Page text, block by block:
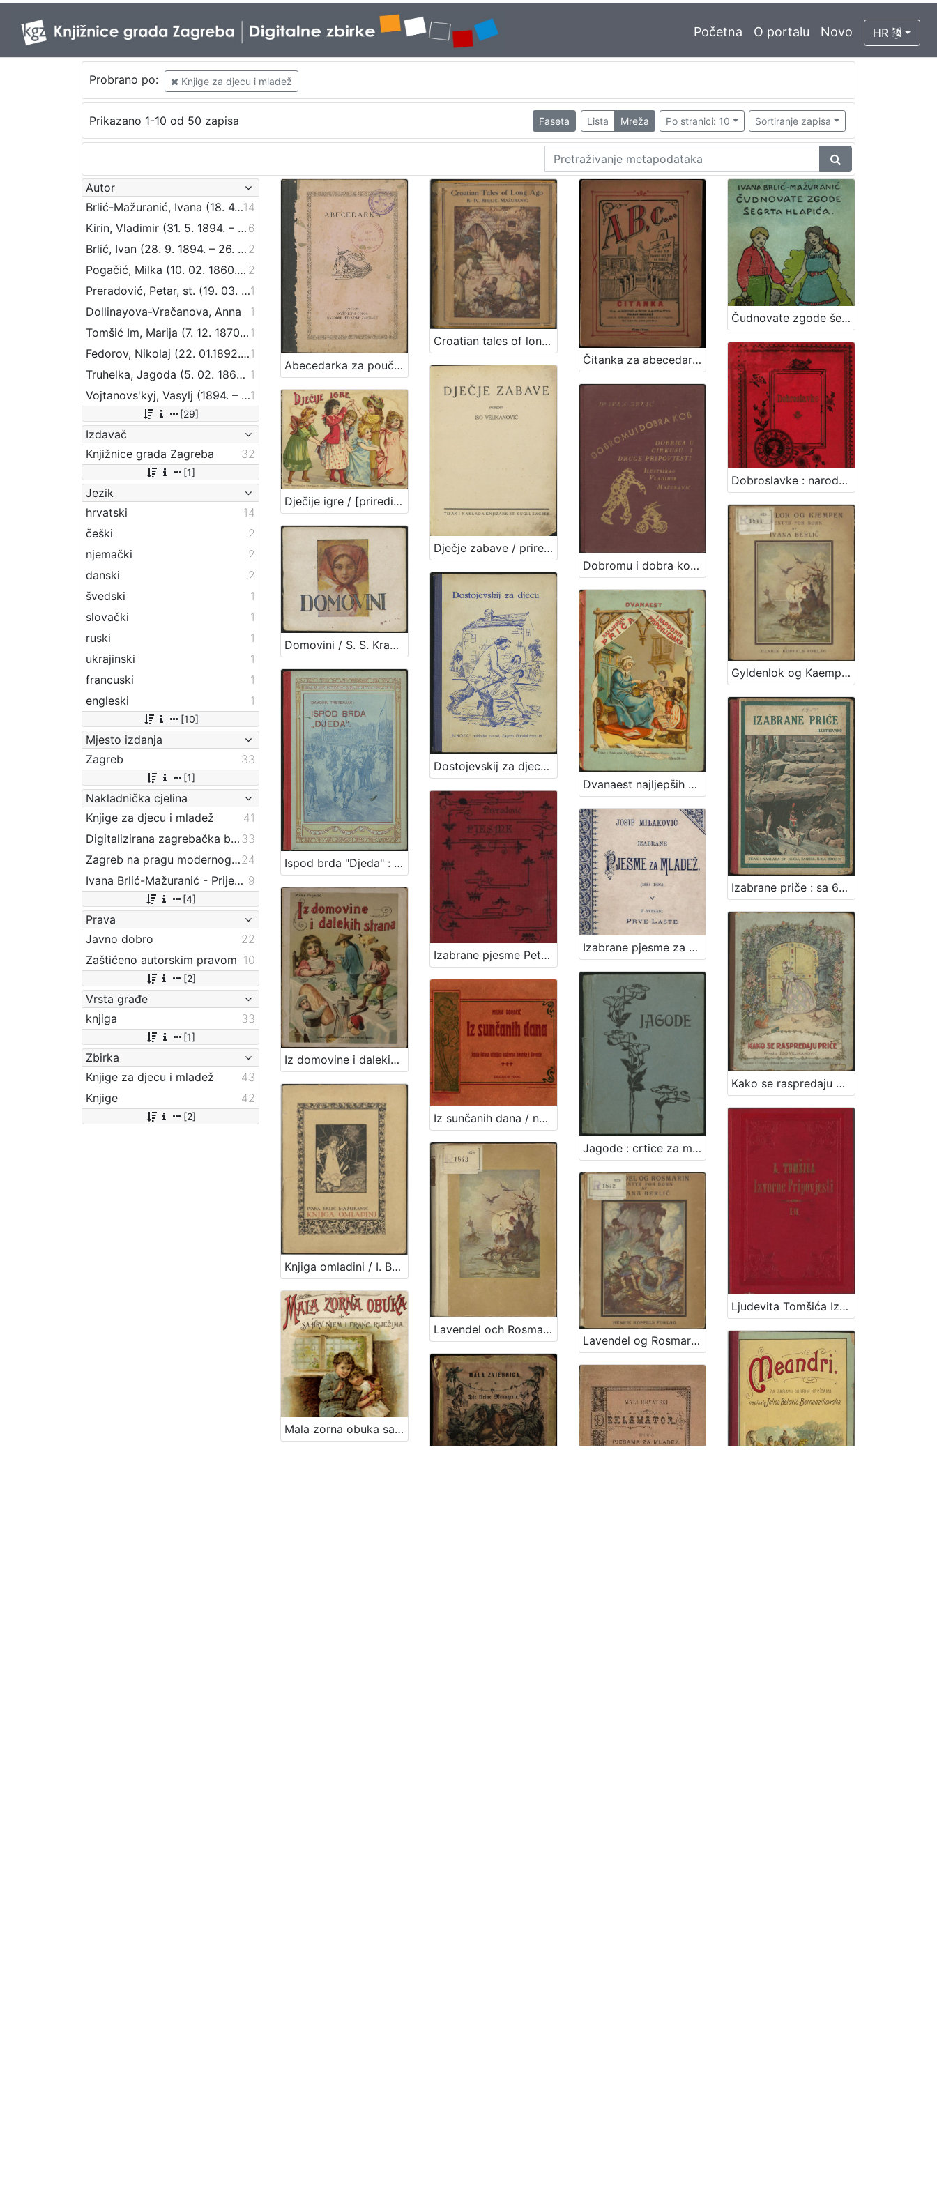
Početna O portalu Novo HR
Probrano po: Knjige za djecu i mladež
Prikazano 1-10 od 50 zapisa Faseta Lista Mreža Po stranici: 10 Sortiranje zapisa
Autor
Brlić-Mažuranić, Ivana (18. 4. 1874. – 21. 9. 1938.)14
Kirin, Vladimir (31. 5. 1894. – 5. 10. 1963.) 6
Brlić, Ivan (28. 9. 1894. – 26. 4. 1977.) 2
Pogačić, Milka (10. 02. 1860. – 11. 04. 1936.) 2
Preradović, Petar, st. (19. 03. 1818 – 18. 08. 1872)1
Dollinayova-Vračanova, Anna
1
Tomšić Im, Marija (7. 12. 1870 – 30. 11. 1950.) 1
Fedorov, Nikolaj (22. 01.1892. – 1970?)1
Truhelka, Jagoda (5. 02. 1864. – 17. 12. 1957.) 1
Vojtanovs'kyj, Vasylj (1894. – 29. 6. 1945.)1
[29]
Izdavač
Knjižnice grada Zagreba
32
[1]
Jezik
hrvatski
14
češki
2
njemački
2
danski
2
švedski
1
slovački
1
ruski
1
ukrajinski
1
francuski
1
engleski
1
[10]
Mjesto izdanja
Zagreb
33
[1]
Nakladnička cjelina
Knjige za djecu i mladež
41
Digitalizirana zagrebačka baština 33
Zagreb na pragu modernog doba24
Ivana Brlić-Mažuranić - Prijevodi 9
[4]
Prava
Javno dobro
22
Zaštićeno autorskim pravom 10
[2]
Vrsta građe
knjiga
33
[1]
Zbirka
Knjige za djecu i mladež
43
Knjige
42
[2]
Abecedarka za poučavanje djece i odraslih ljudi / sastavio Prosvjetni odbor Narodne hrvatske zajednice
Croatian tales of long ago / by Iv. Berlić-Mažuranić
Čitanka za abecedarce / sastavio Franjo Anderlić
Čudnovate zgode šegrta Hlapića : pripovijest za djecu / napisala Ivana Brlić-Mažuranić ; sa slikama Naste Šenoa-Rojc
Dječije igre / [priredio J. V. Tenjac]
Dječje zabave / priredio Iso Velikanović
Dobromu i dobra kob / Ivan Brlić
Dobroslavke : narodne pripovijesti hrvatskoj mladeži / pribrao i priredio Franjo Bartuš
Domovini / S. S. Kranjčević ; ilustrirao Robert Auer
Dostojevskij za djecu / preveo i priredio Iso Velikanović
Dvanaest najljepših priča i narodnih pripovijedaka
Gyldenlok og Kaempen / Ivana Berlić-Mažuranić ; [kroatiske aeventyr i autoriseret oversoetteelse ved Gudrun Lohse] ; illustrationer af Vladimir Kirin
Ispod brda "Djeda" : crtice za mladež / napisao Davorin Trstenjak
Izabrane pjesme Petra Preradovića / dozvolom pokojnikove obitelji odabrao pjesme i životopis priredio Franjo Bartuš
Izabrane pjesme za mladež : (1880-1896) / Josip Milaković
Izabrane priče : sa 6 slika : [ilustrovano] / [priredio] Vjekoslav Čop
Iz domovine i dalekih strana / Milka Pogačić
Iz sunčanih dana / napisala Milka Pogačić
Jagode : crtice za mladež / napisao Davorin Trstenjak
Kako se raspredaju priče / [od Friede Schanz] ; priredio Iso Velikanović
Knjiga omladini / I. Brlić-Mažuranić
Lavendel och Rosmarin : sagor för stora och smaa / Ivana Berlić
Lavendel og Rosmarin / Ivana Berlić-Mažuranić ; [autoriseret oversoettelse ved Thorkil Barfod] ; illustrationer af Vladimir Kirin
Ljudevita Tomšića Izabrane izvorne pripovijesti hrvatskoj mladeži / Ljudevit Tomšić
Mala zorna obuka sa hrv., njem., i franc. riječima